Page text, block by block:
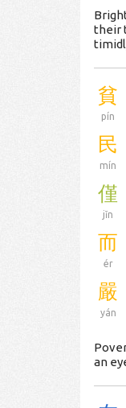
their
貧
pín
民
mín
僅
jǐn
而
ér
嚴
yán
an